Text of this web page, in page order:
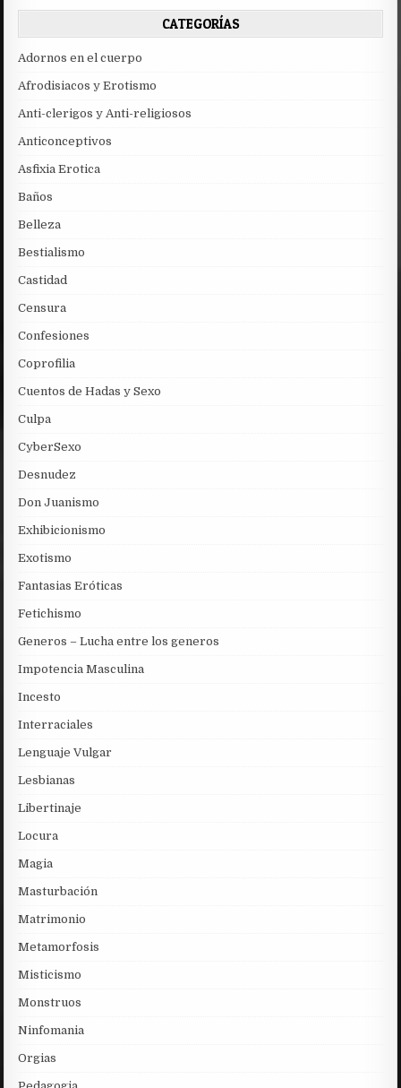
CATEGORÍAS
Adornos en el cuerpo
Afrodisiacos y Erotismo
Anti-clerigos y Anti-religiosos
Anticonceptivos
Asfixia Erotica
Baños
Belleza
Bestialismo
Castidad
Censura
Confesiones
Coprofilia
Cuentos de Hadas y Sexo
Culpa
CyberSexo
Desnudez
Don Juanismo
Exhibicionismo
Exotismo
Fantasias Eróticas
Fetichismo
Generos – Lucha entre los generos
Impotencia Masculina
Incesto
Interraciales
Lenguaje Vulgar
Lesbianas
Libertinaje
Locura
Magia
Masturbación
Matrimonio
Metamorfosis
Misticismo
Monstruos
Ninfomania
Orgias